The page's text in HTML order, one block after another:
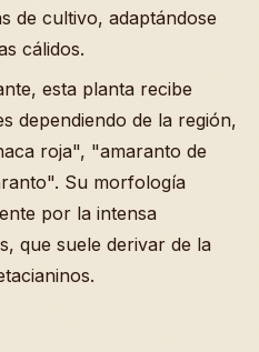
de cultivo, adaptándose
cálidos.
esta planta recibe
dependiendo de la región,
roja", "amaranto de
Su morfología
por la intensa
que suele derivar de la